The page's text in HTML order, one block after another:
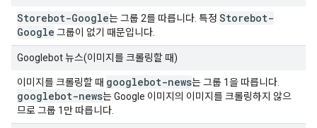
Storebot-Google는 그룹 2를 따릅니다. 특정 Storebot-
Google 그룹이 없기 때문입니다.
Googlebot 뉴스(이미지를 크롤링할 때)
이미지를 크롤링할 때 googlebot-news는 그룹 1을 따릅니다.
googlebot-news는 Google 이미지의 이미지를 크롤링하지 않으
므로 그룹 1만 따릅니다.